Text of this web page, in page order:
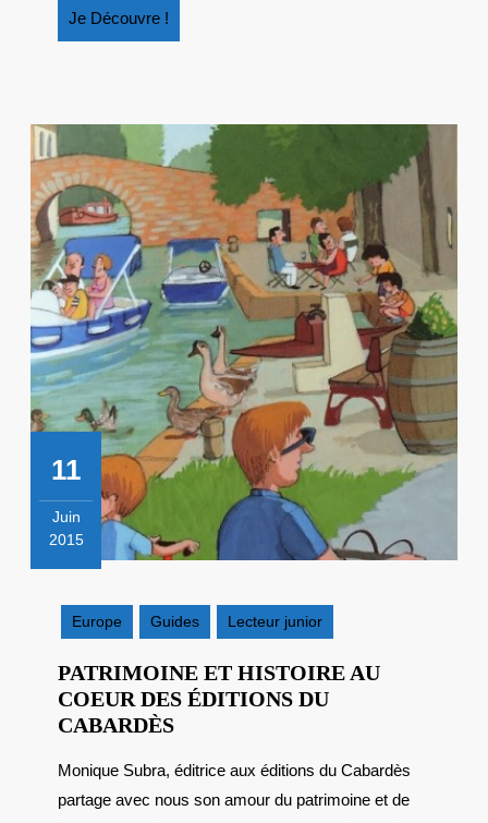
Je Découvre !
Découvre
11
Juin
2015
2015
Europe
Guides Lecteur junior
PATRIMOINE ET HISTOIRE AU
COEUR DES ÉDITIONS DU
CABARDÈSPATRIMOINE
HISTOIRE
AU
Monique Subra, éditrice aux éditions du Cabardès
partage avec nous son amour du patrimoine et de